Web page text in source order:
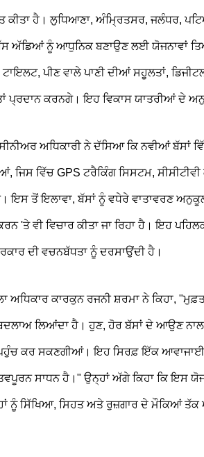
ਕੀਤਾ ਹੈ। ਲੁਧਿਆਣਾ, ਅੰਮ੍ਰਿਤਸਰ, ਜਲੰਧਰ,
ਬੱਸ ਅੱਡਿਆਂ ਨੂੰ ਆਧੁਨਿਕ ਬਣਾਉਣ ਲਈ ਯੋਜਨਾਵਾਂ
ਪੀਣ ਵਾਲੇ ਪਾਣੀ ਦੀਆਂ ਸਹੂਲਤਾਂ,
ਪ੍ਰਦਾਨ ਕਰਨਗੇ। ਇਹ ਵਿਕਾਸ ਯਾਤਰੀਆਂ ਦੇ
ਅਧਿਕਾਰੀ ਨੇ ਦੱਸਿਆ ਕਿ ਨਵੀਆਂ ਬੱਸਾਂ
ਜਿਸ ਵਿੱਚ GPS ਟਰੈਕਿੰਗ ਸਿਸਟਮ,
ਇਸ ਤੋਂ ਇਲਾਵਾ, ਬੱਸਾਂ ਨੂੰ ਵਧੇਰੇ ਵਾਤਾਵਰਣ
'ਤੇ ਵੀ ਵਿਚਾਰ ਕੀਤਾ ਜਾ ਰਿਹਾ ਹੈ। ਇਹ
ਦੀ ਵਚਨਬੱਧਤਾ ਨੂੰ ਦਰਸਾਉਂਦੀ ਹੈ।
ਅਧਿਕਾਰ ਕਾਰਕੁਨ ਰਜਨੀ ਸ਼ਰਮਾ ਨੇ ਕਿਹਾ,
ਲਿਆਂਦਾ ਹੈ। ਹੁਣ, ਹੋਰ ਬੱਸਾਂ ਦੇ ਆਉਣ
ਕਰ ਸਕਣਗੀਆਂ। ਇਹ ਸਿਰਫ਼ ਇੱਕ
ਸਾਧਨ ਹੈ।" ਉਨ੍ਹਾਂ ਅੱਗੇ ਕਿਹਾ ਕਿ ਇਸ
ਨੂੰ ਸਿੱਖਿਆ, ਸਿਹਤ ਅਤੇ ਰੁਜ਼ਗਾਰ ਦੇ ਮੌਕਿਆਂ